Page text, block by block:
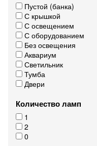
Пустой (банка)
С крышкой
С освещением
С оборудованием
Без освещения
Аквариум
Светильник
Тумба
Двери
Количество ламп
1
2
0